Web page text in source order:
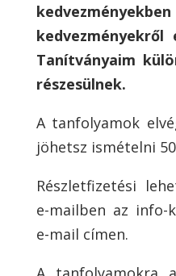
kedvezményekről
Tanítványaim
részesülnek.
A tanfolyamok
jöhetsz ismételni
Részletfizetési
e-mailben az info-
e-mail címen.